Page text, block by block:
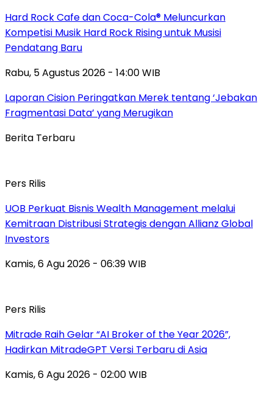
Hard Rock Cafe dan Coca-Cola® Meluncurkan
Kompetisi Musik Hard Rock Rising untuk Musisi
Pendatang Baru
Rabu, 5 Agustus 2026 - 14:00 WIB
Laporan Cision Peringatkan Merek tentang ‘Jebakan
Fragmentasi Data’ yang Merugikan
Berita Terbaru
Pers Rilis
UOB Perkuat Bisnis Wealth Management melalui
Kemitraan Distribusi Strategis dengan Allianz Global
Investors
Kamis, 6 Agu 2026 - 06:39 WIB
Pers Rilis
Mitrade Raih Gelar “AI Broker of the Year 2026”,
Hadirkan MitradeGPT Versi Terbaru di Asia
Kamis, 6 Agu 2026 - 02:00 WIB